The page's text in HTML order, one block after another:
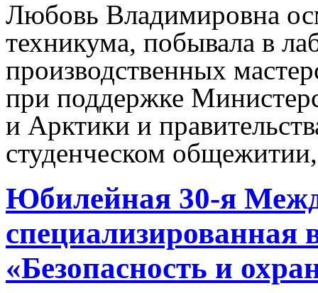
Любовь Владимировна
техникума, побывала в
производственных
при поддержке
и Арктики и
студенческом
Юбилейная 30-я
специализированная
«Безопасность и